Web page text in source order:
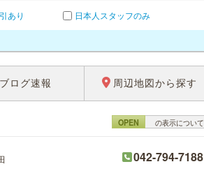
あり 日本人スタッフのみ
ブログ速報 周辺地図から探す
OPEN の表示について
042-794-7188